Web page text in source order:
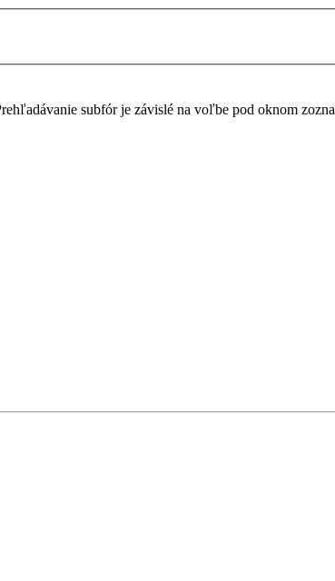
subfór je závislé na voľbe pod oknom